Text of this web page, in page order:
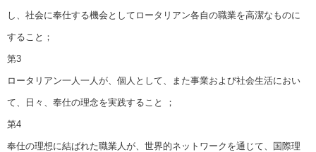
し、社会に奉仕する機会としてロータリアン各自の職業を高潔なものに
すること；
第3
ロータリアン一人一人が、個人として、また事業および社会生活におい
て、日々、奉仕の理念を実践すること ；
第4
奉仕の理想に結ばれた職業人が、世界的ネットワークを通じて、国際理